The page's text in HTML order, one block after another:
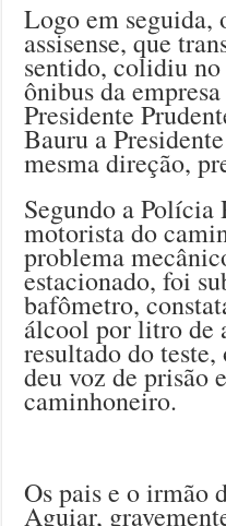
Logo em
assisense, que
sentido, colidiu
ônibus da
Presidente
Bauru a
mesma direção,
Segundo a Polícia
motorista do
problema
estacionado, foi
bafômetro,
álcool por litro de
resultado do
deu voz de prisão
caminhoneiro.
Os pais e o irmão
Aguiar,